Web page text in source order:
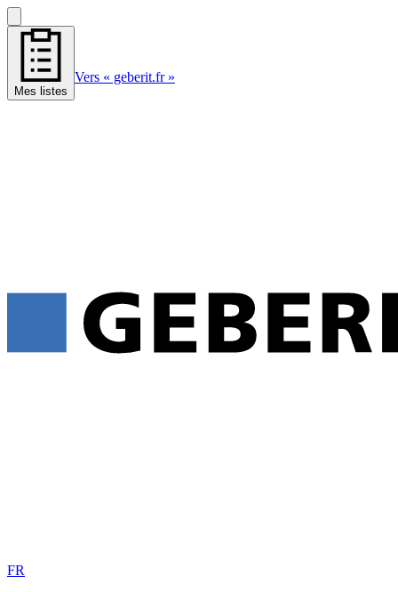
Mes listes
Vers « geberit.fr »
FR